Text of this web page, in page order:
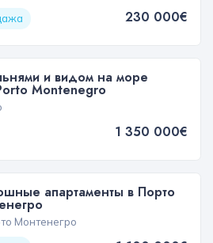
230 000€
и видом на море
Montenegro
1 350 000€
апартаменты в Порто
Монтенегро